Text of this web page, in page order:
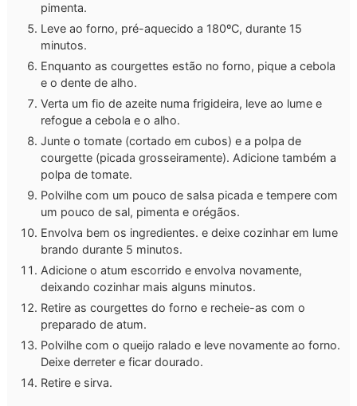
pimenta.
Leve ao forno, pré-aquecido a 180ºC, durante 15
minutos.
Enquanto as courgettes estão no forno, pique a cebola
e o dente de alho.
Verta um fio de azeite numa frigideira, leve ao lume e
refogue a cebola e o alho.
Junte o tomate (cortado em cubos) e a polpa de
courgette (picada grosseiramente). Adicione também a
polpa de tomate.
Polvilhe com um pouco de salsa picada e tempere com
um pouco de sal, pimenta e orégãos.
Envolva bem os ingredientes. e deixe cozinhar em lume
brando durante 5 minutos.
Adicione o atum escorrido e envolva novamente,
deixando cozinhar mais alguns minutos.
Retire as courgettes do forno e recheie-as com o
preparado de atum.
Polvilhe com o queijo ralado e leve novamente ao forno.
Deixe derreter e ficar dourado.
Retire e sirva.